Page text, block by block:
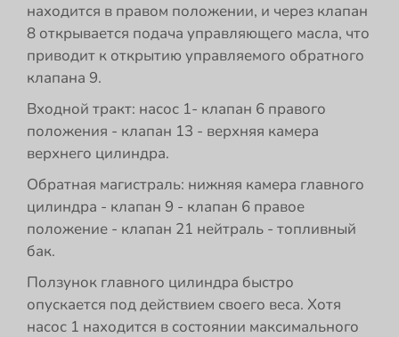
находится в правом положении, и через клапан
8 открывается подача управляющего масла, что
приводит к открытию управляемого обратного
клапана 9.
Входной тракт: насос 1- клапан 6 правого
положения - клапан 13 - верхняя камера
верхнего цилиндра.
Обратная магистраль: нижняя камера главного
цилиндра - клапан 9 - клапан 6 правое
положение - клапан 21 нейтраль - топливный
бак.
Ползунок главного цилиндра быстро
опускается под действием своего веса. Хотя
насос 1 находится в состоянии максимального